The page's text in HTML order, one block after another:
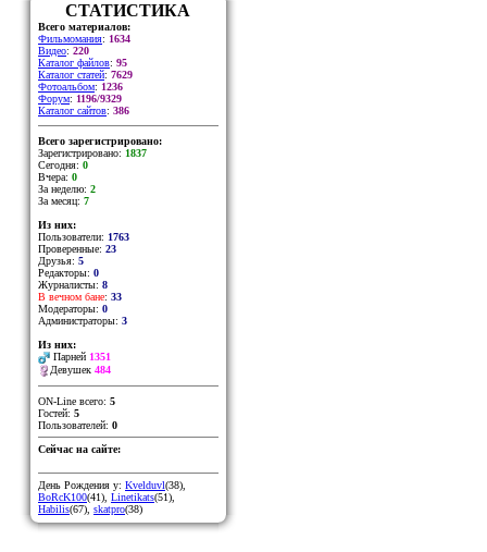
СТАТИСТИКА
Всего материалов:
Фильмомания: 1634
Видео: 220
Каталог файлов: 95
Каталог статей: 7629
Фотоальбом: 1236
Форум: 1196/9329
Каталог сайтов: 386
Всего зарегистрировано:
Зарегистрировано: 1837
Сегодня: 0
Вчера: 0
За неделю: 2
За месяц: 7
Из них:
Пользователи: 1763
Проверенные: 23
Друзья: 5
Редакторы: 0
Журналисты: 8
В вечном бане: 33
Модераторы: 0
Администраторы: 3
Из них:
Парней 1351
Девушек 484
ON-Line всего: 5
Гостей: 5
Пользователей: 0
Сейчас на сайте:
День Рождения у: Kvelduvl(38),
BoRcK100(41), Linetikats(51),
Habilis(67), skatpro(38)